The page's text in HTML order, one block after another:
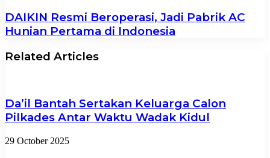
DAIKIN Resmi Beroperasi, Jadi Pabrik AC
Hunian Pertama di Indonesia
Related Articles
Da’il Bantah Sertakan Keluarga Calon
Pilkades Antar Waktu Wadak Kidul
29 October 2025